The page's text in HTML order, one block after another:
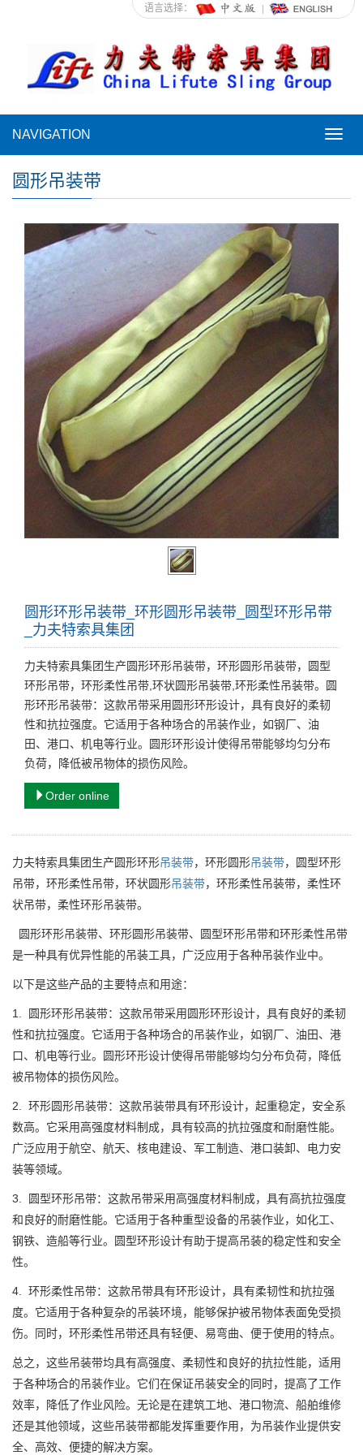
语言选择：
NAVIGATION
圆形吊装带
圆形环形吊装带_环形圆形吊装带_圆型环形吊带
_力夫特索具集团
力夫特索具集团生产圆形环形吊装带，环形圆形吊装带，圆型
环形吊带，环形柔性吊带,环状圆形吊装带,环形柔性吊装带。圆
形环形吊装带：这款吊带采用圆形环形设计，具有良好的柔韧
性和抗拉强度。它适用于各种场合的吊装作业，如钢厂、油
田、港口、机电等行业。圆形环形设计使得吊带能够均匀分布
负荷，降低被吊物体的损伤风险。
Order online
力夫特索具集团生产圆形环形吊装带，环形圆形吊装带，圆型环形
吊带，环形柔性吊带，环状圆形吊装带，环形柔性吊装带，柔性环
状吊带，柔性环形吊装带。
圆形环形吊装带、环形圆形吊装带、圆型环形吊带和环形柔性吊带
是一种具有优异性能的吊装工具，广泛应用于各种吊装作业中。
以下是这些产品的主要特点和用途：
1. 圆形环形吊装带：这款吊带采用圆形环形设计，具有良好的柔韧
性和抗拉强度。它适用于各种场合的吊装作业，如钢厂、油田、港
口、机电等行业。圆形环形设计使得吊带能够均匀分布负荷，降低
被吊物体的损伤风险。
2. 环形圆形吊装带：这款吊装带具有环形设计，起重稳定，安全系
数高。它采用高强度材料制成，具有较高的抗拉强度和耐磨性能。
广泛应用于航空、航天、核电建设、军工制造、港口装卸、电力安
装等领域。
3. 圆型环形吊带：这款吊带采用高强度材料制成，具有高抗拉强度
和良好的耐磨性能。它适用于各种重型设备的吊装作业，如化工、
钢铁、造船等行业。圆型环形设计有助于提高吊装的稳定性和安全
性。
4. 环形柔性吊带：这款吊带具有环形设计，具有柔韧性和抗拉强
度。它适用于各种复杂的吊装环境，能够保护被吊物体表面免受损
伤。同时，环形柔性吊带还具有轻便、易弯曲、便于使用的特点。
总之，这些吊装带均具有高强度、柔韧性和良好的抗拉性能，适用
于各种场合的吊装作业。它们在保证吊装安全的同时，提高了工作
效率，降低了作业风险。无论是在建筑工地、港口物流、船舶维修
还是其他领域，这些吊装带都能发挥重要作用，为吊装作业提供安
全、高效、便捷的解决方案。